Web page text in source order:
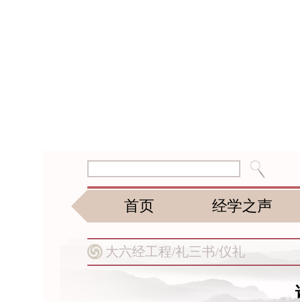
首页 经学之声
大六经工程/礼三书/仪礼